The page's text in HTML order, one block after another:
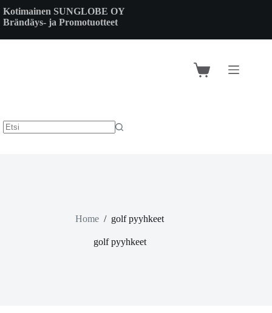
to
content
Kotimainen SUNGLOBE OY
Brändäys- ja Promotuotteet
Shopping
Home / golf pyyhkeet
golf pyyhkeet